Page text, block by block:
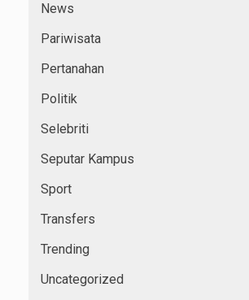
News
Pariwisata
Pertanahan
Politik
Selebriti
Seputar Kampus
Sport
Transfers
Trending
Uncategorized